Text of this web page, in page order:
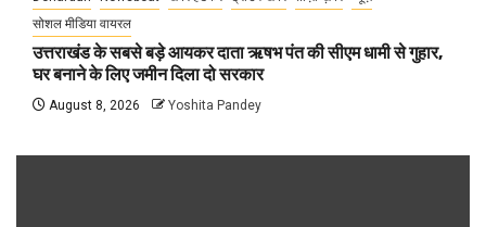
सोशल मीडिया वायरल
उत्तराखंड के सबसे बड़े आयकर दाता ऋषभ पंत की सीएम धामी से गुहार,
घर बनाने के लिए जमीन दिला दो सरकार
August 8, 2026 Yoshita Pandey